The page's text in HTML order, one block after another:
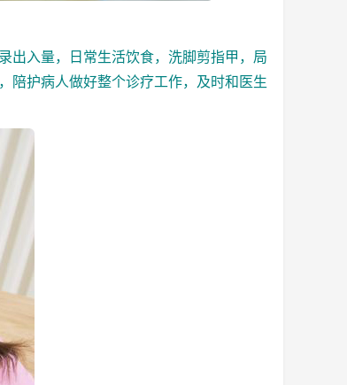
入量，日常生活饮食，洗脚剪指甲，局
陪护病人做好整个诊疗工作，及时和医生